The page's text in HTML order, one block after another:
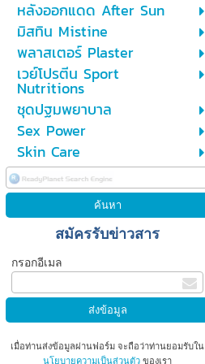
หลังออกแดด After Sun
มิสทิน Mistine
พลาสเตอร์ Plaster
เวย์โปรตีน Sport
Nutritions
ชุดปฐมพยาบาล
Sex Power
Skin Care
สมัครรับข่าวสาร
กรอกอีเมล
เมื่อท่านส่งข้อมูลผ่านฟอร์ม จะถือว่าท่านยอมรับใน
นโยบายความเป็นส่วนตัวของเรา